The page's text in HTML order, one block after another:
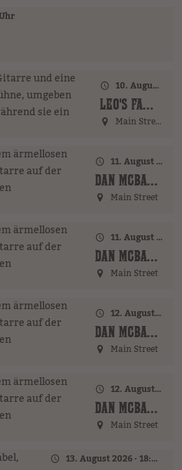
10. August 2026 · 18:00 Uhr
LEO'S FAMILY (GER)
Main Street
11. August 2026 · 17:00 Uhr – 18:00 Uhr
DAN MCBAKER (GER)
Main Street
11. August 2026 · 20:00 Uhr
DAN MCBAKER (GER)
Main Street
12. August 2026 · 17:00 Uhr – 18:00 Uhr
DAN MCBAKER (GER)
Main Street
12. August 2026 · 20:00 Uhr
DAN MCBAKER (GER)
Main Street
13. August 2026 · 18:00 Uhr